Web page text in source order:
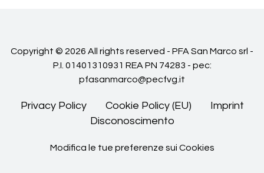
Copyright © 2026 All rights reserved - PFA San Marco srl -
P.I. 01401310931 REA PN 74283 - pec:
pfasanmarco@pecfvg.it
Privacy Policy Cookie Policy (EU)
Imprint
Disconoscimento
Modifica le tue preferenze sui Cookies